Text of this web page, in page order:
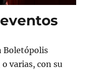
Boletópolis
varias, con su